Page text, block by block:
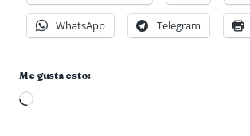
WhatsApp Telegram
Me gusta esto:
Cargando...